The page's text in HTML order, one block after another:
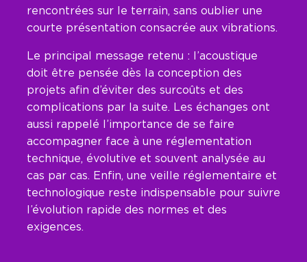
rencontrées sur le terrain, sans oublier une
courte présentation consacrée aux vibrations.
Le principal message retenu : l’acoustique
doit être pensée dès la conception des
projets afin d’éviter des surcoûts et des
complications par la suite. Les échanges ont
aussi rappelé l’importance de se faire
accompagner face à une réglementation
technique, évolutive et souvent analysée au
cas par cas. Enfin, une veille réglementaire et
technologique reste indispensable pour suivre
l’évolution rapide des normes et des
exigences.